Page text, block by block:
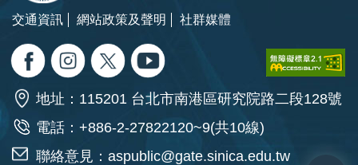
交通資訊 網站政策及聲明 社群媒體
地址：115201 台北市南港區研究院路二段128號
電話：+886-2-27822120~9(共10線)
聯絡意見： aspublic@gate.sinica.edu.tw